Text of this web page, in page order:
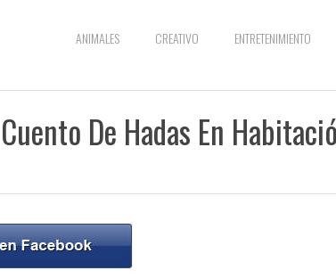
ANIMALES CREATIVO ENTRETENIMIENTO
De Hadas En